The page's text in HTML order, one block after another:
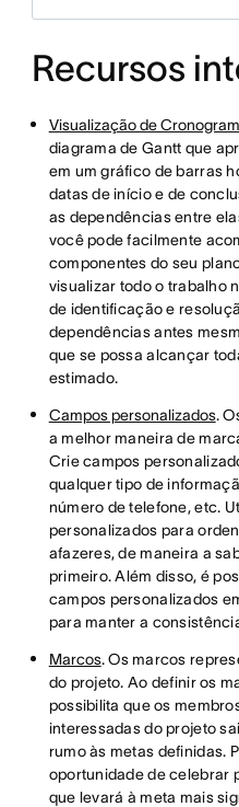
Recursos
Visualização de
diagrama de Gantt que
em um gráfico de barras
datas de início e de
as dependências entre
você pode facilmente
componentes do seu
visualizar todo o trabalho
de identificação e
dependências antes
que se possa alcançar
estimado.
Campos personalizados.
a melhor maneira de
Crie campos
qualquer tipo de
número de telefone, etc.
personalizados para
afazeres, de maneira a
primeiro. Além disso, é
campos personalizados
para manter a
Marcos. Os marcos
do projeto. Ao definir os
possibilita que os
interessadas do projeto
rumo às metas definidas.
oportunidade de celebrar
que levará à meta mais